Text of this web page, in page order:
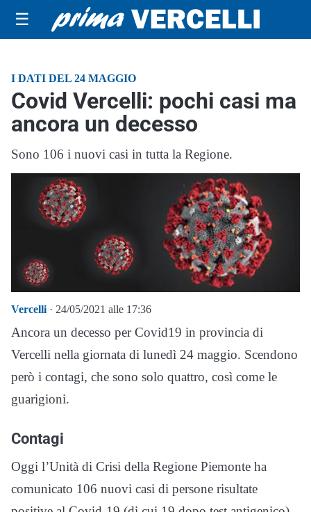
☰
I DATI DEL 24 MAGGIO
Covid Vercelli: pochi casi ma
ancora un decesso
Sono 106 i nuovi casi in tutta la Regione.
Vercelli · 24/05/2021 alle 17:36
Ancora un decesso per Covid19 in provincia di
Vercelli nella giornata di lunedì 24 maggio. Scendono
però i contagi, che sono solo quattro, così come le
guarigioni.
Contagi
Oggi l’Unità di Crisi della Regione Piemonte ha
comunicato 106 nuovi casi di persone risultate